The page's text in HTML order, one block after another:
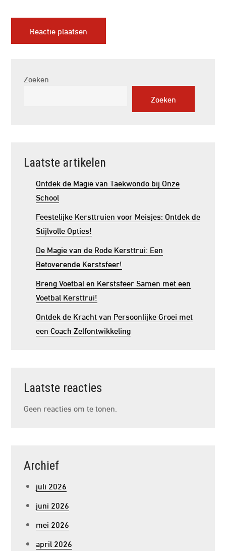
Zoeken
Zoeken
Laatste artikelen
Ontdek de Magie van Taekwondo bij Onze
School
Feestelijke Kersttruien voor Meisjes: Ontdek de
Stijlvolle Opties!
De Magie van de Rode Kersttrui: Een
Betoverende Kerstsfeer!
Breng Voetbal en Kerstsfeer Samen met een
Voetbal Kersttrui!
Ontdek de Kracht van Persoonlijke Groei met
een Coach Zelfontwikkeling
Laatste reacties
Geen reacties om te tonen.
Archief
juli 2026
juni 2026
mei 2026
april 2026